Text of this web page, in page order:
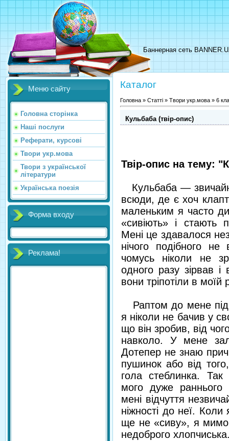
Баннерная сеть
Меню сайту
Головна сторінка
Наші послуги
Реферати, курсові
Твори укр.мова
Твори з української
літератури
Українська поезія
Форма входу
Реклама!
Каталог
Головна » Статті » Твори укр.мова » 6
Кульбаба (твір-опис)
Твір-опис на тему:
Кульбаба —
всюди, де є хоч
маленьким я часто
«сивіють» і стають
Мені це здавалося
нічого подібного
чомусь ніколи не
одного разу зірвав і
вони тріпотіли в моїй
Раптом до мене
я ніколи не бачив у
що він зробив, від
навколо. У мене
Дотепер не знаю
пушинок або від
гола стеблинка. Так
мого дуже
мені відчуття
ніжності до неї.
ще не «сиву», я
недоброго